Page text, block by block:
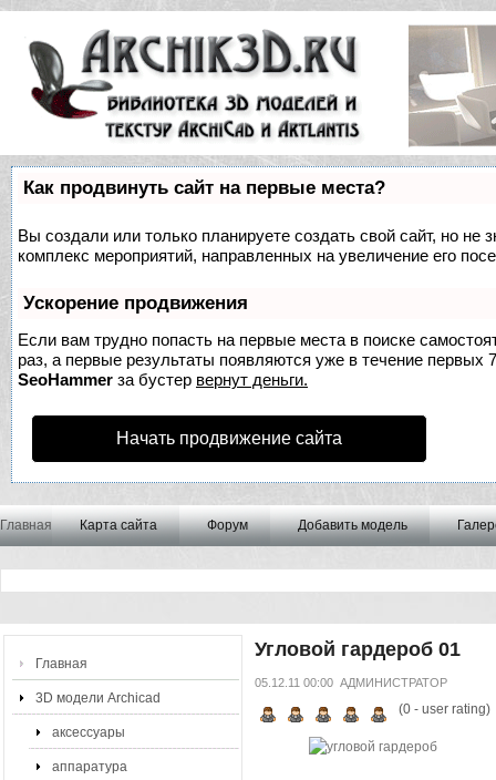
Как продвинуть сайт на первые места?
Вы создали или только планируете создать свой сайт, но не
комплекс мероприятий, направленных на увеличение его
Ускорение продвижения
Если вам трудно попасть на первые места в поиске
раз, а первые результаты появляются уже в течение первых
SeoHammer за бустер вернут деньги.
Начать продвижение сайта
Главная Карта сайта Форум Добавить модель
Главная
3D модели Archicad
аксессуары
аппаратура
Угловой гардероб 01
05.12.11 00:00 АДМИНИСТРАТОР
(0- user rating)